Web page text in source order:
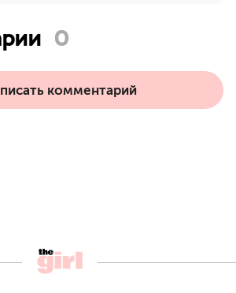
0
комментарий